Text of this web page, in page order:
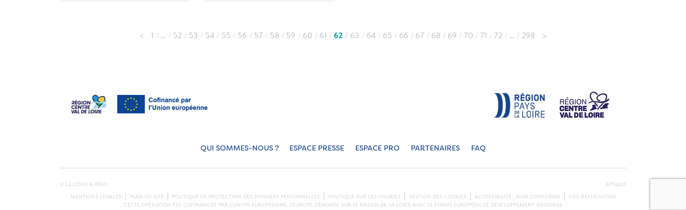
1 … 52 53 54 55 56 57 58 59 60 61 62 63 64 65 66 67 68 69 70 71 72 … 298
QUI SOMMES-NOUS ? ESPACE PRESSE ESPACE PRO PARTENAIRES FAQ
© LA LOIRE À VÉLO
APSULIS
MENTIONS LÉGALES
PLAN DU SITE POLITIQUE DE PROTECTION DES DONNÉES PERSONNELLES POLITIQUE SUR LES COOKIES GESTION DES COOKIES ACCESSIBILITÉ : NON CONFORME
CGU RÉSERVATION
CETTE OPÉRATION EST COFINANCÉE PAR L’UNION EUROPÉENNE. L'EUROPE S'ENGAGE SUR LE BASSIN DE LA LOIRE AVEC LE FONDS EUROPÉEN DE DÉVELOPPEMENT RÉGIONAL